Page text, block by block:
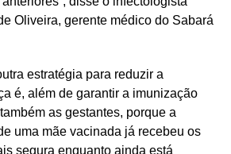
Oliveira, gerente médico do Sabará
estratégia para reduzir a
é, além de garantir a imunização
as gestantes, porque a
uma mãe vacinada já recebeu os
segura enquanto ainda está